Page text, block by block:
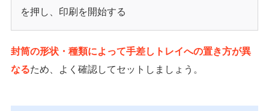
を押し、印刷を開始する
封筒の形状・種類によって手差しトレイへの置き方が異
なるため、よく確認してセットしましょう。